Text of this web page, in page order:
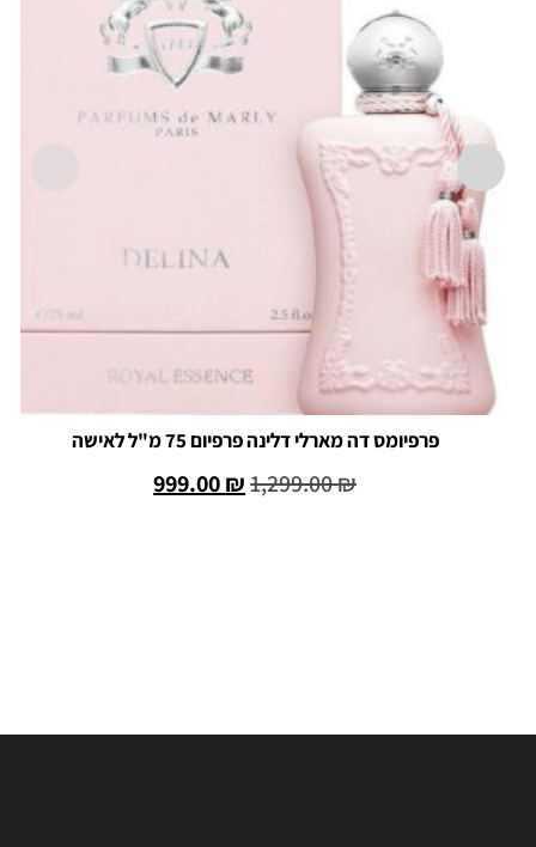
פרפיומס דה מארלי דלינה פרפיום 75 מ"ל לאישה
1,299.00₪
999.00₪